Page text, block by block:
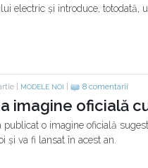
electric și introduce, totodată,
| MODELE NOI 8 comentarii
imagine oficială
publicat o imagine oficială
și va fi lansat în acest an.